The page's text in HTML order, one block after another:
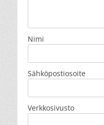
Nimi
Sähköpostiosoite
Verkkosivusto